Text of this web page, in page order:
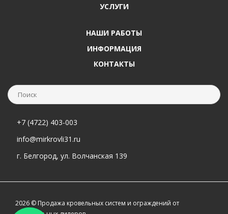
УСЛУГИ
НАШИ РАБОТЫ
ИНФОРМАЦИЯ
КОНТАКТЫ
+7 (4722) 403-003
info@mirkrovli31.ru
г. Белгород, ул. Волчанская 139
2026 © Продажа кровельных систем и ограждений от